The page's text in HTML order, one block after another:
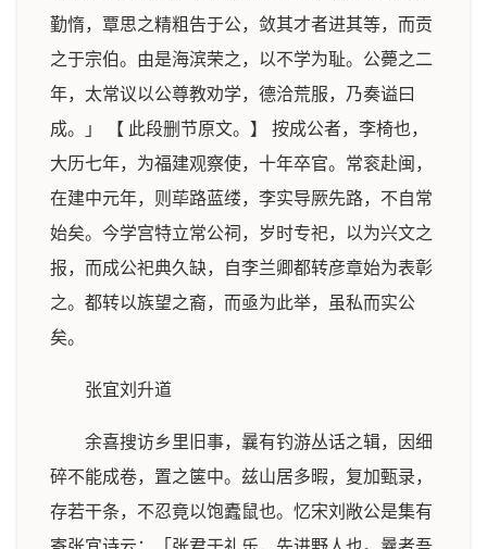
勤惰，覃思之精粗告于公，敛其才者进其等，而贡
之于宗伯。由是海滨荣之，以不学为耻。公薨之二
年，太常议以公尊教劝学，德洽荒服，乃奏谥曰
成。」 【 此段删节原文。】 按成公者，李椅也，
大历七年，为福建观察使，十年卒官。常衮赴闽，
在建中元年，则荜路蓝缕，李实导厥先路，不自常
始矣。今学宫特立常公祠，岁时专祀，以为兴文之
报，而成公祀典久缺，自李兰卿都转彦章始为表彰
之。都转以族望之裔，而亟为此举，虽私而实公
矣。
张宜刘升道
余喜搜访乡里旧事，曩有钓游丛话之辑，因细
碎不能成卷，置之箧中。兹山居多暇，复加甄录，
存若干条，不忍竟以饱蠹鼠也。忆宋刘敞公是集有